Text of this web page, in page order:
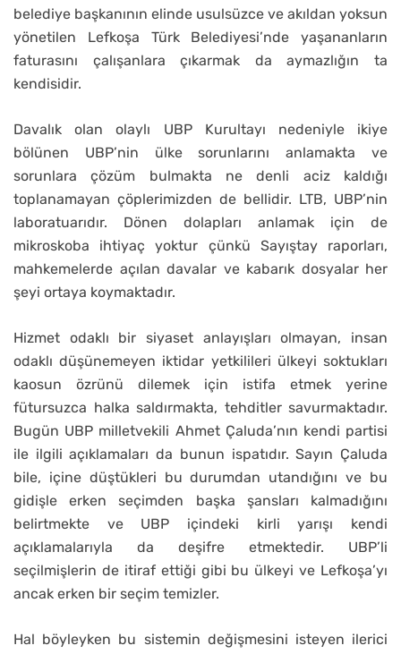
belediye başkanının elinde usulsüzce ve akıldan yoksun
yönetilen Lefkoşa Türk Belediyesi’nde yaşananların
faturasını çalışanlara çıkarmak da aymazlığın ta
kendisidir.
Davalık olan olaylı UBP Kurultayı nedeniyle ikiye
bölünen UBP’nin ülke sorunlarını anlamakta ve
sorunlara çözüm bulmakta ne denli aciz kaldığı
toplanamayan çöplerimizden de bellidir. LTB, UBP’nin
laboratuarıdır. Dönen dolapları anlamak için de
mikroskoba ihtiyaç yoktur çünkü Sayıştay raporları,
mahkemelerde açılan davalar ve kabarık dosyalar her
şeyi ortaya koymaktadır.
Hizmet odaklı bir siyaset anlayışları olmayan, insan
odaklı düşünemeyen iktidar yetkilileri ülkeyi soktukları
kaosun özrünü dilemek için istifa etmek yerine
fütursuzca halka saldırmakta, tehditler savurmaktadır.
Bugün UBP milletvekili Ahmet Çaluda’nın kendi partisi
ile ilgili açıklamaları da bunun ispatıdır. Sayın Çaluda
bile, içine düştükleri bu durumdan utandığını ve bu
gidişle erken seçimden başka şansları kalmadığını
belirtmekte ve UBP içindeki kirli yarışı kendi
açıklamalarıyla da deşifre etmektedir. UBP’li
seçilmişlerin de itiraf ettiği gibi bu ülkeyi ve Lefkoşa’yı
ancak erken bir seçim temizler.
Hal böyleyken bu sistemin değişmesini isteyen ilerici